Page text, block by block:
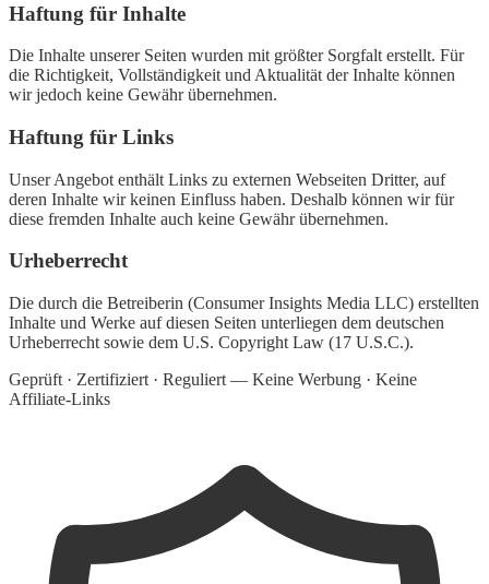
Haftung für Inhalte
Die Inhalte unserer Seiten wurden mit größter Sorgfalt erstellt. Für
die Richtigkeit, Vollständigkeit und Aktualität der Inhalte können
wir jedoch keine Gewähr übernehmen.
Haftung für Links
Unser Angebot enthält Links zu externen Webseiten Dritter, auf
deren Inhalte wir keinen Einfluss haben. Deshalb können wir für
diese fremden Inhalte auch keine Gewähr übernehmen.
Urheberrecht
Die durch die Betreiberin (Consumer Insights Media LLC) erstellten
Inhalte und Werke auf diesen Seiten unterliegen dem deutschen
Urheberrecht sowie dem U.S. Copyright Law (17 U.S.C.).
Geprüft · Zertifiziert · Reguliert — Keine Werbung · Keine
Affiliate-Links